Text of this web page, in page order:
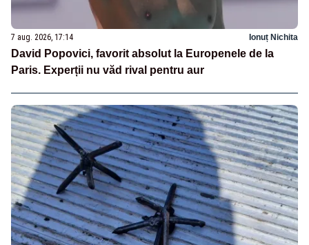
7 aug. 2026, 17:14 Ionuț Nichita
David Popovici, favorit absolut la Europenele de la
Paris. Experții nu văd rival pentru aur